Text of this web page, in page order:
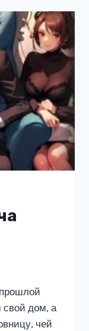
свой дом, а
чей